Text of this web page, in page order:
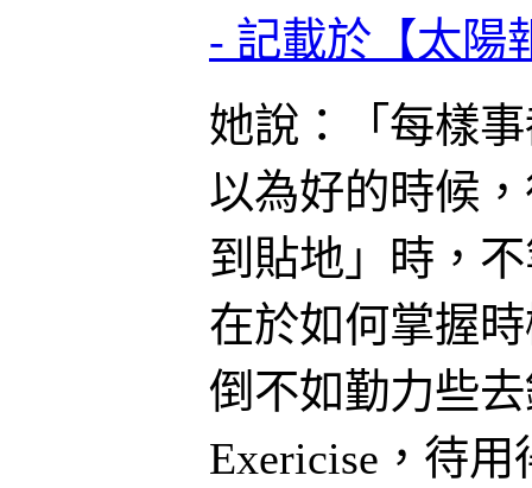
- 記載於【太陽
她說：「每樣
以為好的時候
到貼地」時，
在於如何掌握
倒不如勤力些
Exericise，待